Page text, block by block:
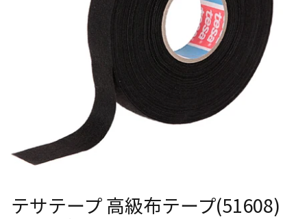
テサテープ 高級布テープ(51608)